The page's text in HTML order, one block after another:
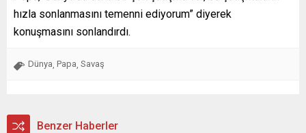
hızla sonlanmasını temenni ediyorum” diyerek
konuşmasını sonlandırdı.
Dünya Papa Savaş
Benzer Haberler